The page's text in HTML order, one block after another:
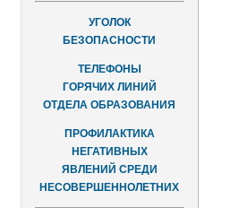
УГОЛОК
БЕЗОПАСНОСТИ
ТЕЛЕФОНЫ
ГОРЯЧИХ ЛИНИЙ
ОТДЕЛА ОБРАЗОВАНИЯ
ПРОФИЛАКТИКА
НЕГАТИВНЫХ
ЯВЛЕНИЙ СРЕДИ
НЕСОВЕРШЕННОЛЕТНИХ